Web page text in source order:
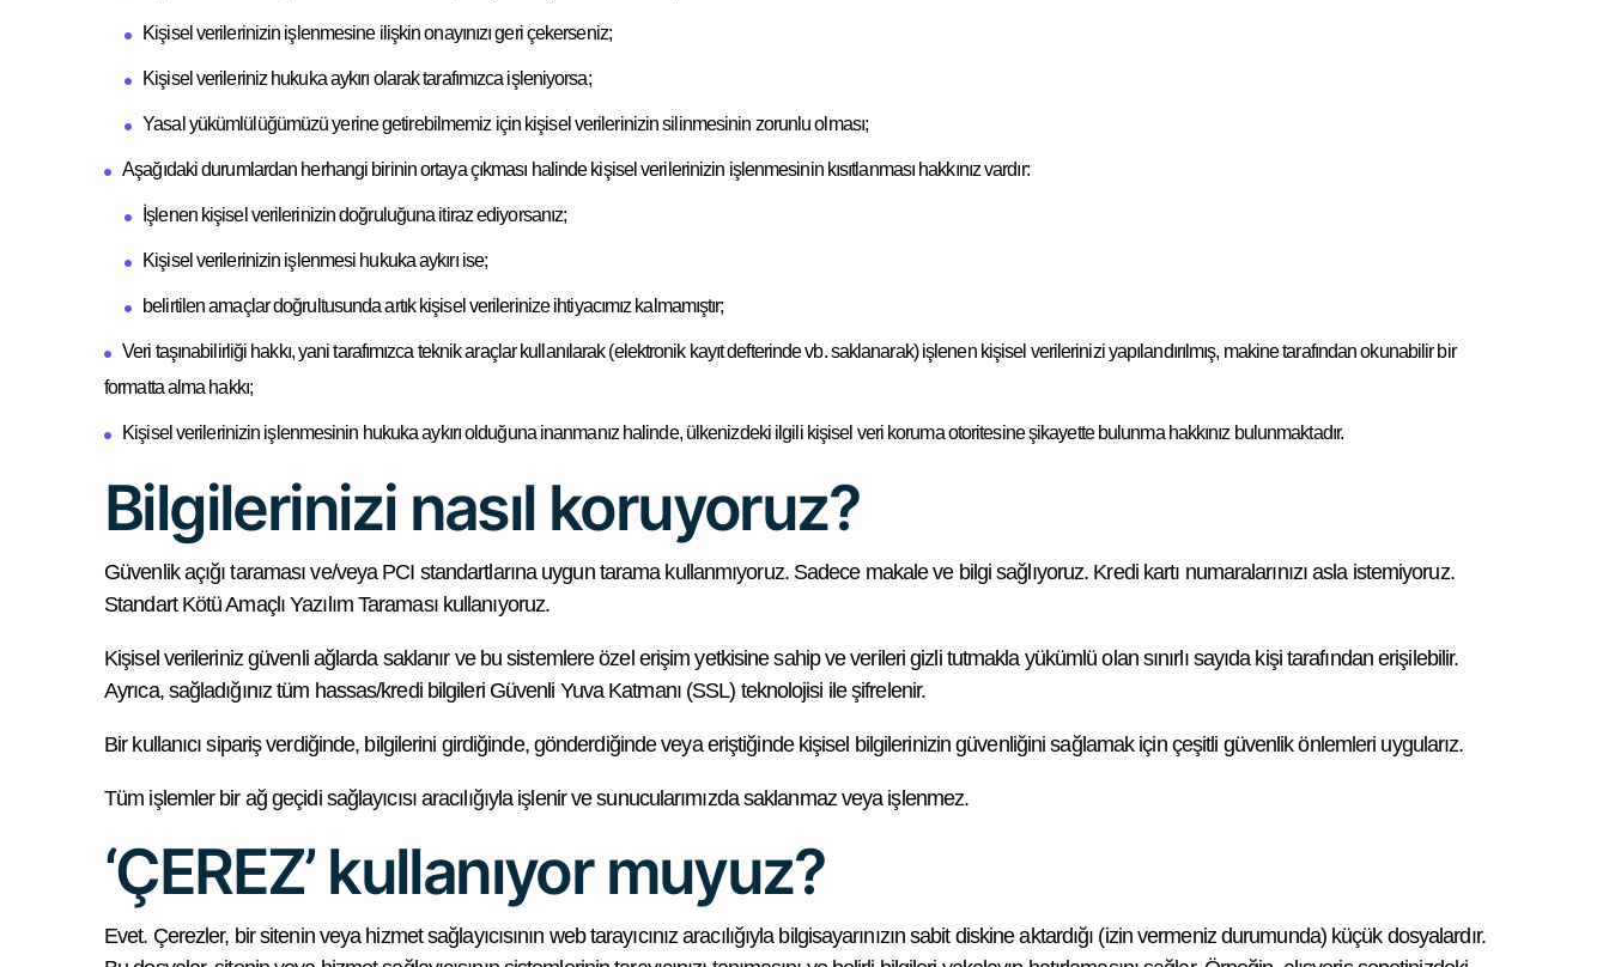
Kişisel verilerinizin işlenmesine ilişkin onayınızı geri çekerseniz;
Kişisel verileriniz hukuka aykırı olarak tarafımızca işleniyorsa;
Yasal yükümlülüğümüzü yerine getirebilmemiz için kişisel verilerinizin silinmesinin zorunlu olması;
Aşağıdaki durumlardan herhangi birinin ortaya çıkması halinde kişisel verilerinizin işlenmesinin kısıtlanması hakkınız vardır:
İşlenen kişisel verilerinizin doğruluğuna itiraz ediyorsanız;
Kişisel verilerinizin işlenmesi hukuka aykırı ise;
belirtilen amaçlar doğrultusunda artık kişisel verilerinize ihtiyacımız kalmamıştır;
Veri taşınabilirliği hakkı, yani tarafımızca teknik araçlar kullanılarak (elektronik kayıt defterinde vb. saklanarak) işlenen kişisel verilerinizi yapılandırılmış, makine tarafından okunabilir bir
formatta alma hakkı;
Kişisel verilerinizin işlenmesinin hukuka aykırı olduğuna inanmanız halinde, ülkenizdeki ilgili kişisel veri koruma otoritesine şikayette bulunma hakkınız bulunmaktadır.
Bilgilerinizi nasıl koruyoruz?
Güvenlik açığı taraması ve/veya PCI standartlarına uygun tarama kullanmıyoruz. Sadece makale ve bilgi sağlıyoruz. Kredi kartı numaralarınızı asla istemiyoruz.
Standart Kötü Amaçlı Yazılım Taraması kullanıyoruz.
Kişisel verileriniz güvenli ağlarda saklanır ve bu sistemlere özel erişim yetkisine sahip ve verileri gizli tutmakla yükümlü olan sınırlı sayıda kişi tarafından erişilebilir.
Ayrıca, sağladığınız tüm hassas/kredi bilgileri Güvenli Yuva Katmanı (SSL) teknolojisi ile şifrelenir.
Bir kullanıcı sipariş verdiğinde, bilgilerini girdiğinde, gönderdiğinde veya eriştiğinde kişisel bilgilerinizin güvenliğini sağlamak için çeşitli güvenlik önlemleri uygularız.
Tüm işlemler bir ağ geçidi sağlayıcısı aracılığıyla işlenir ve sunucularımızda saklanmaz veya işlenmez.
‘ÇEREZ’ kullanıyor muyuz?
Evet. Çerezler, bir sitenin veya hizmet sağlayıcısının web tarayıcınız aracılığıyla bilgisayarınızın sabit diskine aktardığı (izin vermeniz durumunda) küçük dosyalardır.